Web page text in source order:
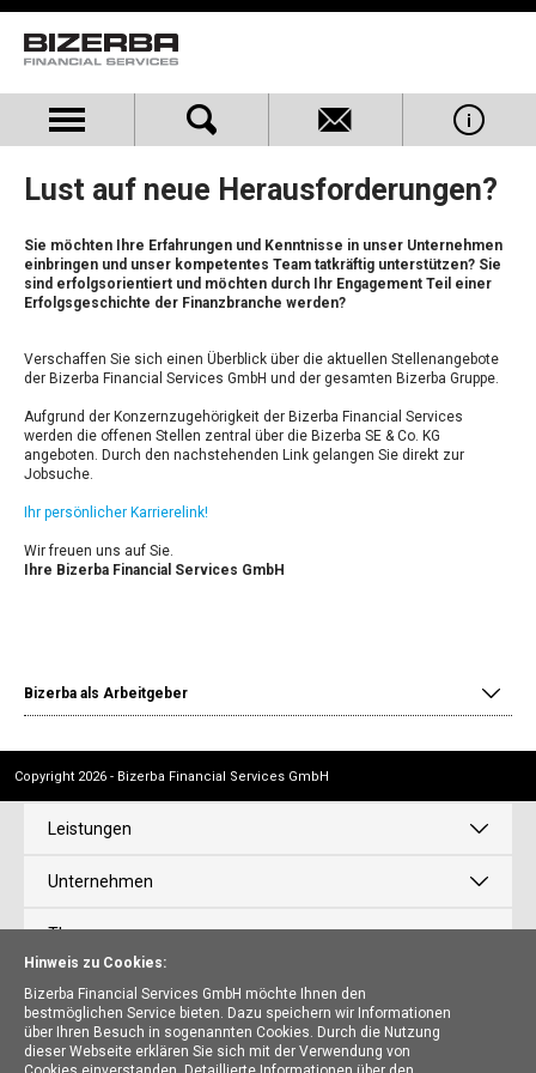
Lust auf neue Herausforderungen?
Sie möchten Ihre Erfahrungen und Kenntnisse in unser Unternehmen
einbringen und unser kompetentes Team tatkräftig unterstützen? Sie
sind erfolgsorientiert und möchten durch Ihr Engagement Teil einer
Erfolgsgeschichte der Finanzbranche werden?
Verschaffen Sie sich einen Überblick über die aktuellen Stellenangebote
der Bizerba Financial Services GmbH und der gesamten Bizerba Gruppe.
Aufgrund der Konzernzugehörigkeit der Bizerba Financial Services
werden die offenen Stellen zentral über die Bizerba SE & Co. KG
angeboten. Durch den nachstehenden Link gelangen Sie direkt zur
Jobsuche.
Ihr persönlicher Karrierelink!
Wir freuen uns auf Sie.
Ihre Bizerba Financial Services GmbH
Bizerba als Arbeitgeber
Copyright 2026 - Bizerba Financial Services GmbH
Leistungen
Unternehmen
Themen
News
Karriere
Hinweis zu Cookies:
Bizerba Financial Services GmbH möchte Ihnen den
bestmöglichen Service bieten. Dazu speichern wir Informationen
über Ihren Besuch in sogenannten Cookies. Durch die Nutzung
dieser Webseite erklären Sie sich mit der Verwendung von